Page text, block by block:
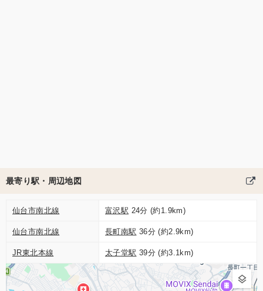
最寄り駅・周辺地図
仙台市南北線 富沢駅 24分 (約1.9km)
仙台市南北線 長町南駅 36分 (約2.9km)
JR東北本線 太子堂駅 39分 (約3.1km)